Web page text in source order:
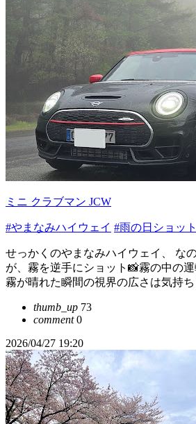
ミニ クラブマン JCW
#やまなみハイウェイ #雨の日ショット
せっかくのやまなみハイウェイ、 な
が、霧を逆手にショット📸霧の中の運
霧が晴れた瞬間の視界の広さは気持
thumb_up 73
comment0
2026/04/27 19:20